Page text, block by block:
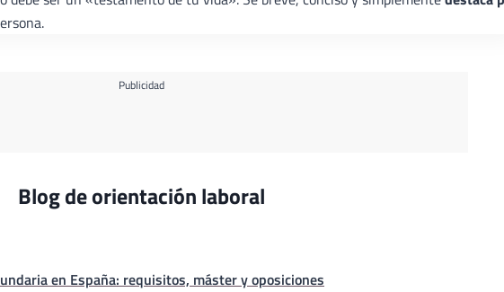
Publicidad
Blog de orientación laboral
en España: requisitos, máster y oposiciones